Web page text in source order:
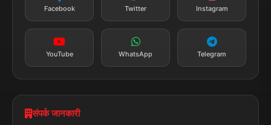
सब्सक्राइब करें
Facebook Twitter Instagram
YouTube WhatsApp Telegram
संपर्क जानकारी